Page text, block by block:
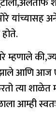
यांच्यासह
म्हणाले
आणि आज
त्या शाळेत
आम्ही